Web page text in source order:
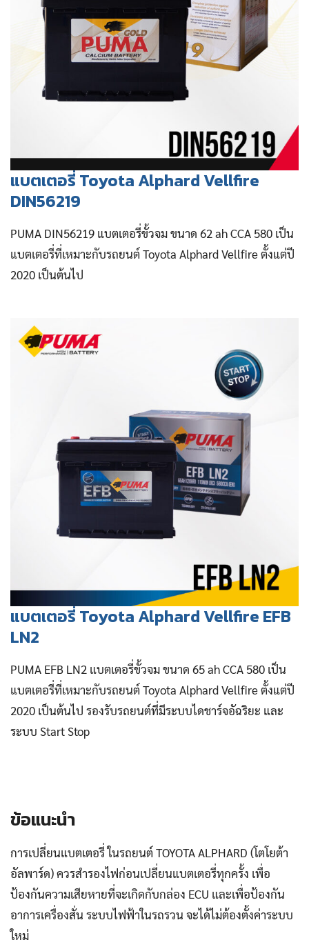
แบตเตอรี่ Toyota Alphard Vellfire
DIN56219
PUMA DIN56219 แบตเตอรี่ขั้วจม ขนาด 62 ah CCA 580 เป็น
แบตเตอรี่ที่เหมาะกับรถยนต์ Toyota Alphard Vellfire ตั้งแต่ปี
2020 เป็นต้นไป
แบตเตอรี่ Toyota Alphard Vellfire EFB
LN2
PUMA EFB LN2 แบตเตอรี่ขั้วจม ขนาด 65 ah CCA 580 เป็น
แบตเตอรี่ที่เหมาะกับรถยนต์ Toyota Alphard Vellfire ตั้งแต่ปี
2020 เป็นต้นไป รองรับรถยนต์ที่มีระบบไดชาร์จอัฉริยะ และ
ระบบ Start Stop
ข้อแนะนำ
การเปลี่ยนแบตเตอรี่ ในรถยนต์ TOYOTA ALPHARD (โตโยต้า
อัลพาร์ด) ควรสำรองไฟก่อนเปลี่ยนแบตเตอรี่ทุกครั้ง เพื่อ
ป้องกันความเสียหายที่จะเกิดกับกล่อง ECU และเพื่อป้องกัน
อาการเครื่องสั่น ระบบไฟฟ้าในรถรวน จะได้ไม่ต้องตั้งค่าระบบ
ใหม่